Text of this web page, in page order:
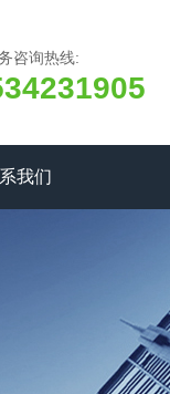
咨询热线:
我们